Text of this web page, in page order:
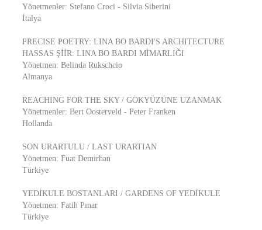
Yönetmenler: Stefano Croci - Silvia Siberini
İtalya
PRECISE POETRY: LINA BO BARDI'S ARCHITECTURE
HASSAS ŞİİR: LINA BO BARDI MİMARLIĞI
Yönetmen: Belinda Rukschcio
Almanya
REACHING FOR THE SKY / GÖKYÜZÜNE UZANMAK
Yönetmenler: Bert Oosterveld - Peter Franken
Hollanda
SON URARTULU / LAST URARTIAN
Yönetmen: Fuat Demirhan
Türkiye
YEDİKULE BOSTANLARI / GARDENS OF YEDİKULE
Yönetmen: Fatih Pınar
Türkiye